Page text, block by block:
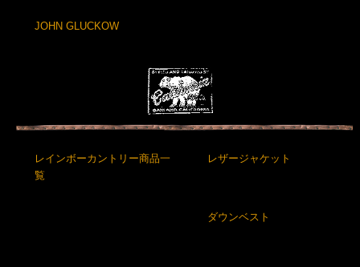
JOHN GLUCKOW
レインボーカントリー商品一
覧
レザージャケット
ダウンベスト